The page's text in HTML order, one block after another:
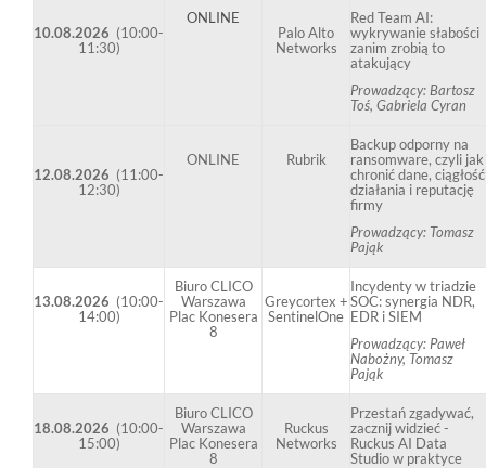
10.08.2026 (10:00-
11:30)
ONLINE
Palo Alto
Networks
Red Team AI:
wykrywanie słabości
zanim zrobią to
atakujący
Prowadzący: Bartosz
Toś, Gabriela Cyran
12.08.2026 (11:00-
12:30)
ONLINE Rubrik
Backup odporny na
ransomware, czyli jak
chronić dane, ciągłość
działania i reputację
firmy
Prowadzący: Tomasz
Pająk
13.08.2026 (10:00-
14:00)
Biuro CLICO
Warszawa
Plac Konesera
8
Greycortex +
SentinelOne
Incydenty w triadzie
SOC: synergia NDR,
EDR i SIEM
Prowadzący: Paweł
Nabożny, Tomasz
Pająk
18.08.2026 (10:00-
15:00)
Biuro CLICO
Warszawa
Plac Konesera
8
Ruckus
Networks
Przestań zgadywać,
zacznij widzieć -
Ruckus AI Data
Studio w praktyce